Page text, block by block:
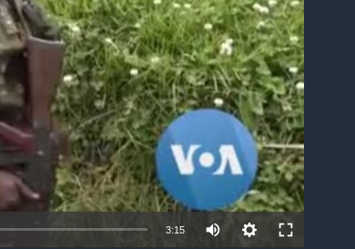
3:15